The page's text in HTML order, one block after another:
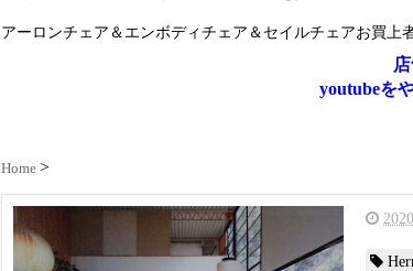
アーロンチェア＆エンボディチェア＆セイルチェアお買上
youtubeを
Home